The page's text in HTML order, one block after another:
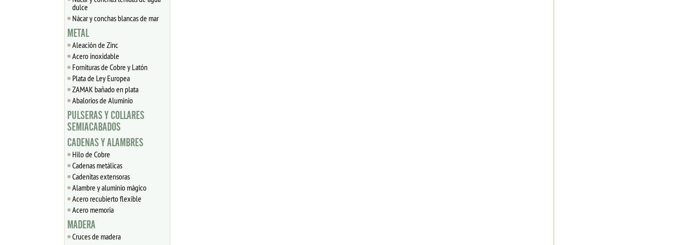
dulce
Nácar y conchas blancas de mar
METAL
Aleación de Zinc
Acero inoxidable
Fornituras de Cobre y Latón
Plata de Ley Europea
ZAMAK bañado en plata
Abalorios de Aluminio
PULSERAS Y COLLARES
SEMIACABADOS
CADENAS Y ALAMBRES
Hilo de Cobre
Cadenas metálicas
Cadenitas extensoras
Alambre y aluminio mágico
Acero recubierto flexible
Acero memoria
MADERA
Cruces de madera